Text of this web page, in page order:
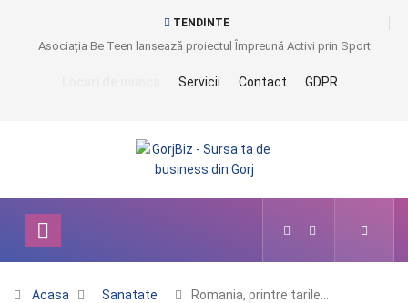
TENDINTE
Asociația Be Teen lansează proiectul Împreună Activi prin Sport
Servicii Contact GDPR
Acasa Sanatate Romania, printre tarile…